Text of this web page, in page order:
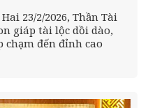
23/2/2026, Thần Tài
giáp tài lộc dồi dào,
chạm đến đỉnh cao